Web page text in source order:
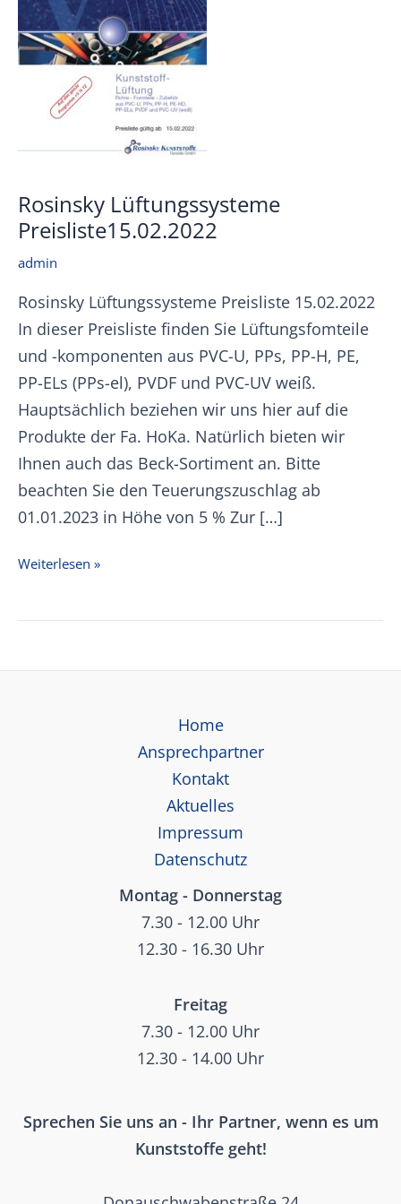
Rosinsky Lüftungssysteme
Preisliste15.02.2022
admin
Rosinsky Lüftungssysteme Preisliste 15.02.2022
In dieser Preisliste finden Sie Lüftungsfomteile
und -komponenten aus PVC-U, PPs, PP-H, PE,
PP-ELs (PPs-el), PVDF und PVC-UV weiß.
Hauptsächlich beziehen wir uns hier auf die
Produkte der Fa. HoKa. Natürlich bieten wir
Ihnen auch das Beck-Sortiment an. Bitte
beachten Sie den Teuerungszuschlag ab
01.01.2023 in Höhe von 5 % Zur […]
Rosinsky
Preisliste15.02.2022
Weiterlesen »
Home
Ansprechpartner
Kontakt
Aktuelles
Impressum
Datenschutz
Montag - Donnerstag
7.30 - 12.00 Uhr
12.30 - 16.30 Uhr
Freitag
7.30 - 12.00 Uhr
12.30 - 14.00 Uhr
Sprechen Sie uns an - Ihr Partner, wenn es um
Kunststoffe geht!